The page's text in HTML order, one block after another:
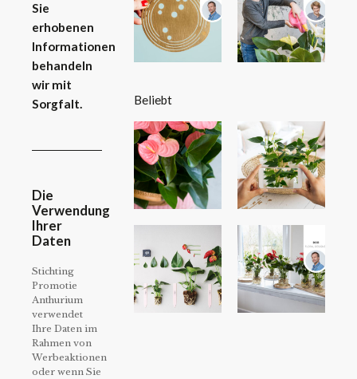
Sie
erhobenen
Informationen
behandeln
wir mit
Sorgfalt.
Die
Verwendung
Ihrer
Daten
Stichting
Promotie
Anthurium
verwendet
Ihre Daten im
Rahmen von
Werbeaktionen
oder wenn Sie
Beliebt